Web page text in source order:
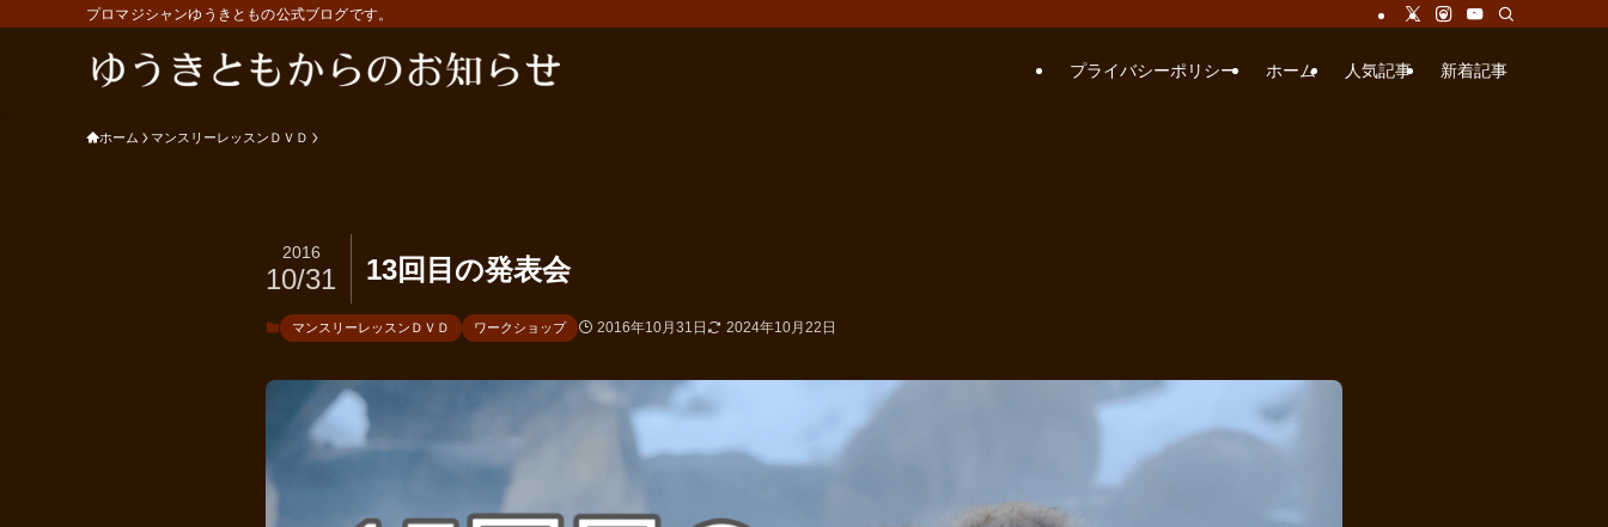
プロマジシャンゆうきともの公式ブログです。
プライバシーポリシー ホーム 人気記事 新着記事
ホーム マンスリーレッスンＤＶＤ
13回目の発表会
2016
10/31
マンスリーレッスンＤＶＤ ワークショップ 2016年10月31日 2024年10月22日